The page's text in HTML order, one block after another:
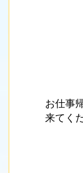
お仕事
来てく